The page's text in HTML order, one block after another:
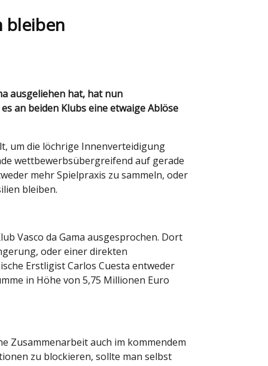
bleiben
an beiden Klubs eine etwaige Ablöse
um die löchrige Innenverteidigung
wettbewerbsübergreifend auf gerade
mehr Spielpraxis zu sammeln, oder
bleiben.
Vasco da Gama ausgesprochen. Dort
oder einer direkten
Erstligist Carlos Cuesta entweder
in Höhe von 5,75 Millionen Euro
Zusammenarbeit auch im kommendem
zu blockieren, sollte man selbst